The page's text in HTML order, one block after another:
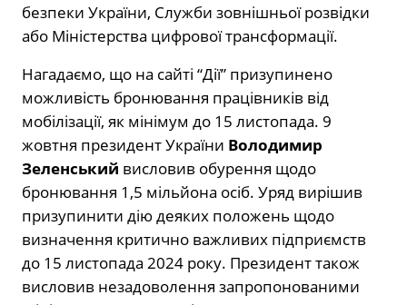
безпеки України, Служби зовнішньої розвідки
або Міністерства цифрової трансформації.
Нагадаємо, що на сайті “Дії” призупинено
можливість бронювання працівників від
мобілізації, як мінімум до 15 листопада. 9
жовтня президент України Володимир
Зеленський висловив обурення щодо
бронювання 1,5 мільйона осіб. Уряд вирішив
призупинити дію деяких положень щодо
визначення критично важливих підприємств
до 15 листопада 2024 року. Президент також
висловив незадоволення запропонованими